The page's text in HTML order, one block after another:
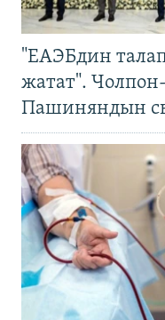
"ЕАЭБдин
жатат".
Пашиняндын